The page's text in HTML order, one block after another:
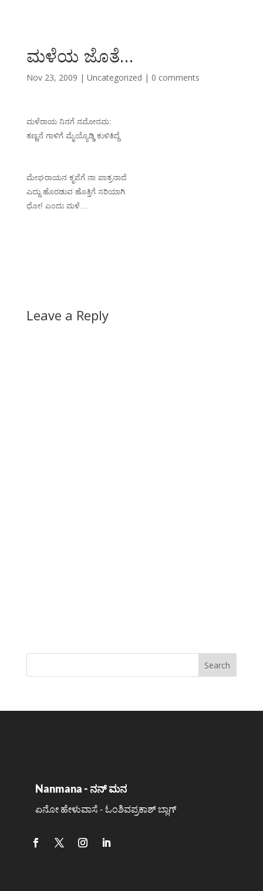
ಮಳೆಯ ಜೊತೆ…
Nov 23, 2009 | Uncategorized | 0 comments
ಮಳೆರಾಯ ನಿನಗೆ ನಮೋನಮ:
ತಣ್ಣನೆ ಗಾಳಿಗೆ ಮೈಯ್ಯೊಡ್ಡಿ ಕುಳಿತಿದ್ದೆ
ಮೇಘರಾಯನ ಕೃಪೆಗೆ ನಾ ಪಾತ್ರನಾದೆ
ಎದ್ದು ಹೊರಡುವ ಹೊತ್ತಿಗೆ ಸರಿಯಾಗಿ
ಧೋ! ಎಂದು ಮಳೆ…
Leave a Reply
Nanmana - ನನ್ ಮನ
ಏನೋ ಹೇಳುವಾಸೆ - ಓಂಶಿವಪ್ರಕಾಶ್ ಬ್ಲಾಗ್